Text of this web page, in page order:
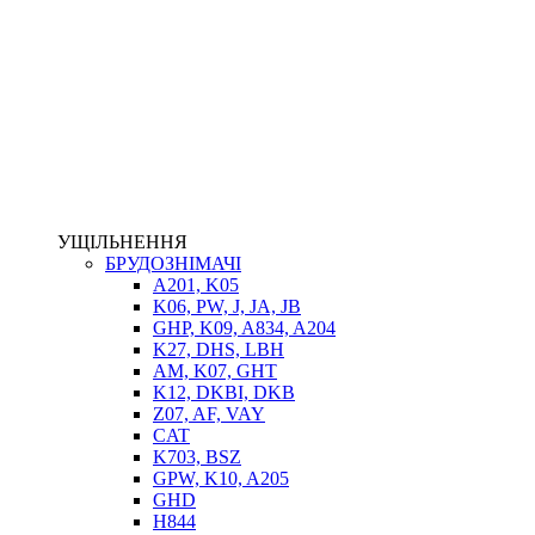
ВТУЛКИ
УЩІЛЬНЕННЯ
БРУДОЗНІМАЧІ
A201, K05
K06, PW, J, JA, JB
GHP, K09, A834, A204
K27, DHS, LBH
AM, K07, GHT
K12, DKBI, DKB
Z07, AF, VAY
CAT
K703, BSZ
GPW, K10, A205
GHD
H844